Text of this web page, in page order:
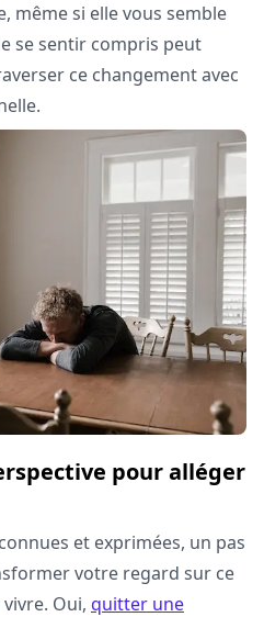
même si elle vous semble
se sentir compris peut
ce changement avec
pour alléger
et exprimées, un pas
votre regard sur ce
Oui, quitter une